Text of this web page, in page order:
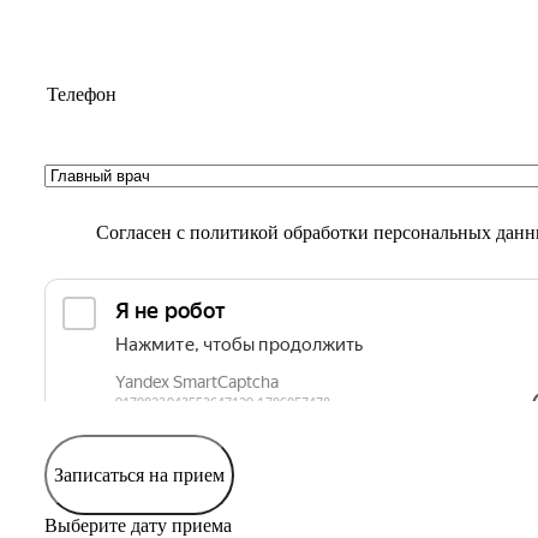
Согласен с политикой обработки персональных
Записаться на прием
Выберите дату приема